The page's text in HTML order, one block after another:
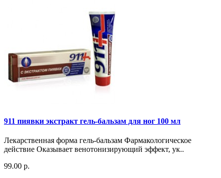
911 пиявки экстракт гель-бальзам для ног 100 мл
Лекарственная форма гель-бальзам Фармакологическое
действие Оказывает венотонизирующий эффект, ук..
99.00 р.